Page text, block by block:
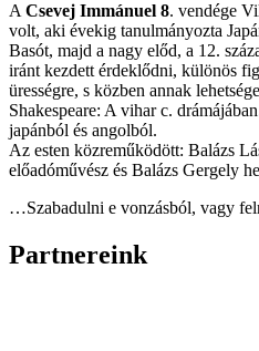
A Csevej Immánuel 8. vendége
volt, aki évekig tanulmányozta
Basót, majd a nagy előd, a 12.
iránt kezdett érdeklődni, különös
ürességre, s közben annak
Shakespeare: A vihar c.
japánból és angolból.
Az esten közreműködött: Balázs
előadóművész és Balázs Gergely
…Szabadulni e vonzásból, vagy
Partnereink